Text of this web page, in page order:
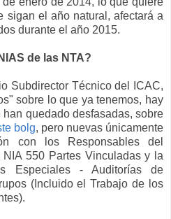
sigan el año natural, afectará a
durante el año 2015.
de las NTA?
Subdirector Técnico del ICAC,
sobre lo que ya tenemos, hay
quedado desfasadas, sobre
bolg, pero nuevas únicamente
con los Responsables del
550 Partes Vinculadas y la
Especiales - Auditorías de
(Incluido el Trabajo de los